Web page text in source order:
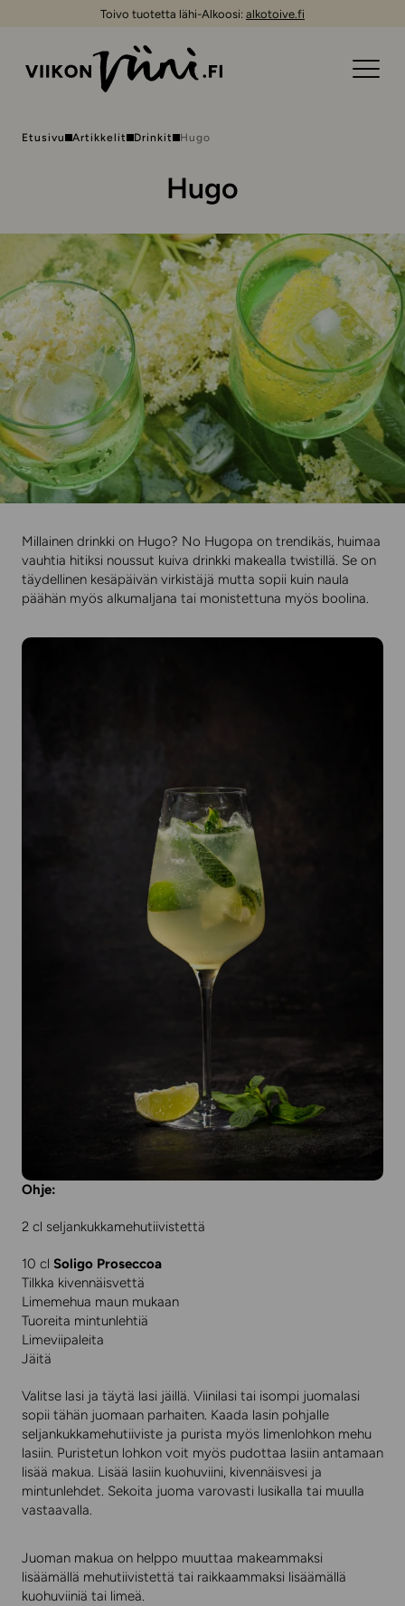
Toivo tuotetta lähi-Alkoosi: alkotoive.fi
Etusivu Artikkelit Drinkit Hugo
Hugo
Millainen drinkki on Hugo? No Hugopa on trendikäs, huimaa
vauhtia hitiksi noussut kuiva drinkki makealla twistillä. Se on
täydellinen kesäpäivän virkistäjä mutta sopii kuin naula
päähän myös alkumaljana tai monistettuna myös boolina.
Ohje:
2 cl seljankukkamehutiivistettä
10 cl Soligo Proseccoa
Tilkka kivennäisvettä
Limemehua maun mukaan
Tuoreita mintunlehtiä
Limeviipaleita
Jäitä
Valitse lasi ja täytä lasi jäillä. Viinilasi tai isompi juomalasi
sopii tähän juomaan parhaiten. Kaada lasin pohjalle
seljankukkamehutiiviste ja purista myös limenlohkon mehu
lasiin. Puristetun lohkon voit myös pudottaa lasiin antamaan
lisää makua. Lisää lasiin kuohuviini, kivennäisvesi ja
mintunlehdet. Sekoita juoma varovasti lusikalla tai muulla
vastaavalla.
Juoman makua on helppo muuttaa makeammaksi
lisäämällä mehutiivistettä tai raikkaammaksi lisäämällä
kuohuviiniä tai limeä.